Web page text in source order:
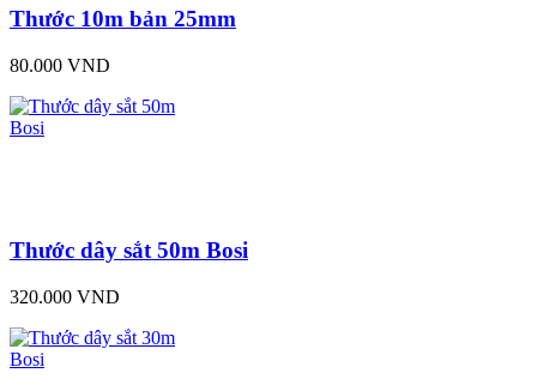
Thước 10m bản 25mm
80.000 VND
Thước dây sắt 50m Bosi
320.000 VND